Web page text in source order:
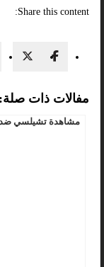
Share this content:
مفالات ذات صلة:
مشاهدة تشيلسي ضد